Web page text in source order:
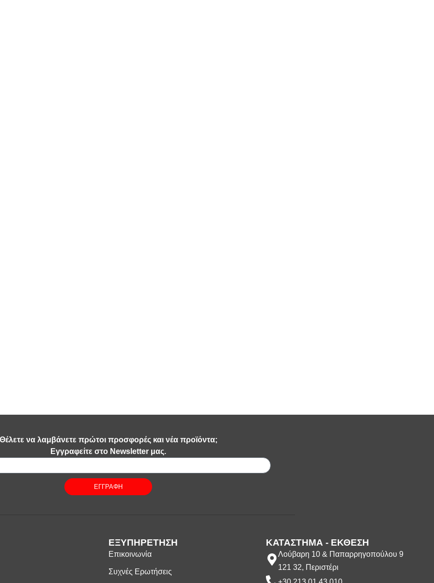
Θέλετε να λαμβάνετε πρώτοι προσφορές και νέα προϊόντα;
Εγγραφείτε στο Newsletter μας.
ΕΓΓΡΑΦΗ
ΕΞΥΠΗΡΕΤΗΣΗ
Επικοινωνία
Συχνές Ερωτήσεις
ΚΑΤΑΣΤΗΜΑ - ΕΚΘΕΣΗ
Λούβαρη 10 & Παπαρρηγοπούλου 9
121 32, Περιστέρι